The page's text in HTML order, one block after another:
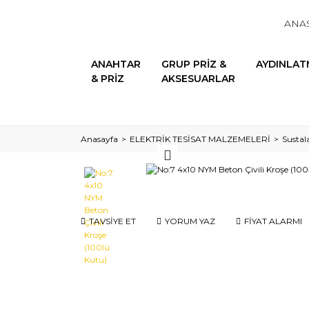
ANAHTAR
& PRİZ
GRUP PRİZ &
AKSESUARLAR
Anasayfa ELEKTRİK TESİSAT MALZEMELERİ
TAVSİYE ET YORUM YAZ FİYAT ALARMI